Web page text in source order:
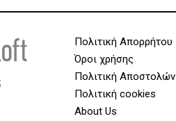
Πολιτική Απορρήτου
Όροι χρήσης
Πολιτική Αποστολών
Πολιτική cookies
About Us